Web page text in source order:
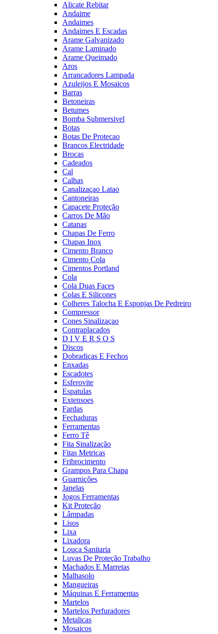
Alicate Rebitar
Andaime
Andaimes
Andaimes E Escadas
Arame Galvanizado
Arame Laminado
Arame Queimado
Aros
Arrancadores Lampada
Azuleijos E Mosaicos
Barras
Betoneiras
Betumes
Bomba Submersivel
Botas
Botas De Protecao
Brancos Electridade
Brocas
Cadeados
Cal
Calhas
Canalizaçao Latao
Cantoneiras
Capacete Proteção
Carros De Mão
Catanas
Chapas De Ferro
Chapas Inox
Cimento Branco
Cimento Cola
Cimentos Portland
Cola
Cola Duas Faces
Colas E Silicones
Colheres Talocha E Esponjas De Pedreiro
Compressor
Cones Sinalizaçao
Contraplacados
D I V E R S O S
Discos
Dobradiças E Fechos
Enxadas
Escadotes
Esferovite
Espatulas
Extensoes
Fardas
Fechaduras
Ferramentas
Ferro Tê
Fita Sinalização
Fitas Metricas
Fribrocimento
Grampos Para Chapa
Guarnições
Janelas
Jogos Ferramentas
Kit Proteção
Lâmpadas
Lisos
Lixa
Lixadora
Louça Sanitaria
Luvas De Proteção Trabalho
Machados E Marretas
Malhasolo
Mangueiras
Máquinas E Ferramentas
Martelos
Martelos Perfuradores
Metalicas
Mosaicos